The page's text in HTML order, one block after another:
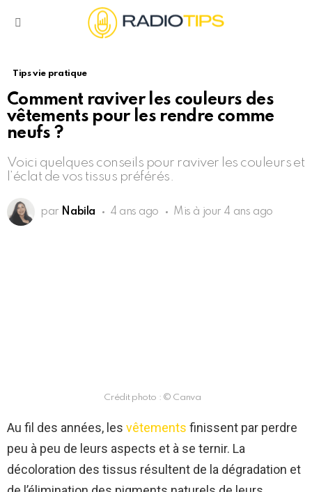
Tips vie pratique
Comment raviver les couleurs des
vêtements pour les rendre comme
neufs ?
Voici quelques conseils pour raviver les couleurs et
l’éclat de vos tissus préférés.
par Nabila 4 ans ago Mis à jour 4 ans ago
Crédit photo : © Canva
Au fil des années, les vêtements finissent par perdre
peu à peu de leurs aspects et à se ternir. La
décoloration des tissus résultent de la dégradation et